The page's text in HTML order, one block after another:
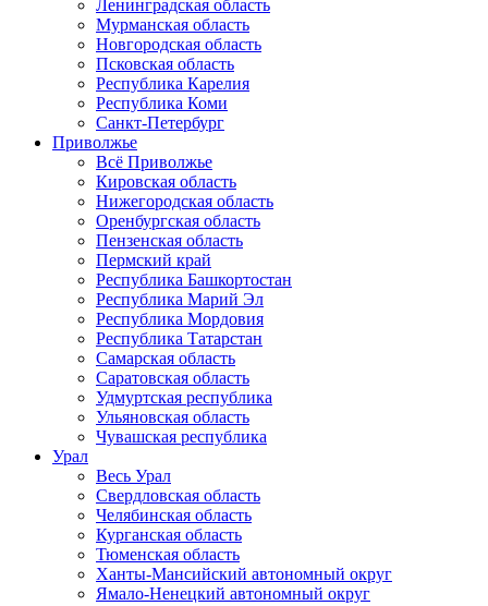
Ленинградская область
Мурманская область
Новгородская область
Псковская область
Республика Карелия
Республика Коми
Санкт-Петербург
Приволжье
Всё Приволжье
Кировская область
Нижегородская область
Оренбургская область
Пензенская область
Пермский край
Республика Башкортостан
Республика Марий Эл
Республика Мордовия
Республика Татарстан
Самарская область
Саратовская область
Удмуртская республика
Ульяновская область
Чувашская республика
Урал
Весь Урал
Свердловская область
Челябинская область
Курганская область
Тюменская область
Ханты-Мансийский автономный округ
Ямало-Ненецкий автономный округ